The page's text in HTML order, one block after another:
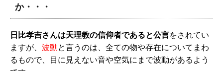
か・・・
日比孝吉さんは天理教の信仰者であると公言をされてい
ますが、 波動と言うのは、全ての物や存在についてまわ
るもので、目に見えない音や空気にまで波動があるよう